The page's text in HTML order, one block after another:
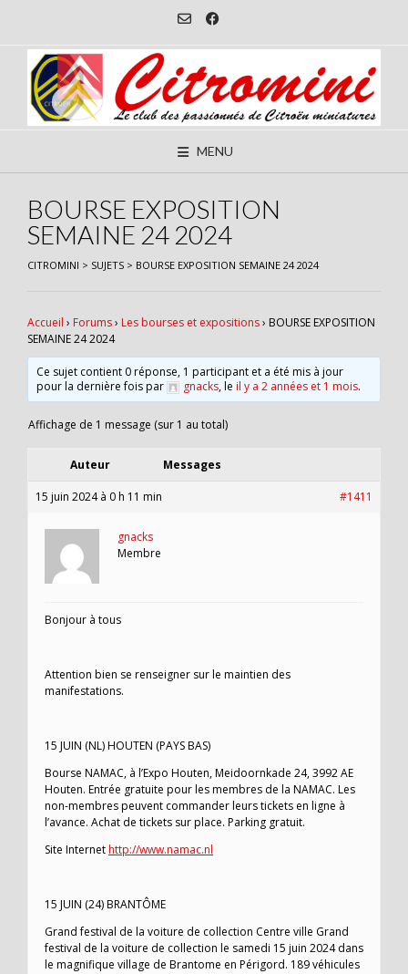
content
MENU
BOURSE EXPOSITION
SEMAINE 24 2024
CITROMINI > SUJETS > BOURSE EXPOSITION SEMAINE 24 2024
Accueil › Forums› Les bourses et expositions› BOURSE EXPOSITION
SEMAINE 24 2024
Ce sujet contient 0 réponse, 1 participant et a été mis à jour
pour la dernière fois par
gnacks, leil y a 2 années et 1 mois.
Affichage de 1 message (sur 1 au total)
Auteur Messages
15 juin 2024 à 0 h 11 min #1411
gnacks
Membre
Bonjour à tous
Attention bien se renseigner sur le maintien des
manifestations.
15 JUIN (NL) HOUTEN (PAYS BAS)
Bourse NAMAC, à l’Expo Houten, Meidoornkade 24, 3992 AE
Houten. Entrée gratuite pour les membres de la NAMAC. Les
non-membres peuvent commander leurs tickets en ligne à
l’avance. Achat de tickets sur place. Parking gratuit.
Site Internethttp://www.namac.nl
15 JUIN (24) BRANTÔME
Grand festival de la voiture de collection Centre ville Grand
festival de la voiture de collection le samedi 15 juin 2024 dans
le magnifique village de Brantome en Périgord. 189 véhicules